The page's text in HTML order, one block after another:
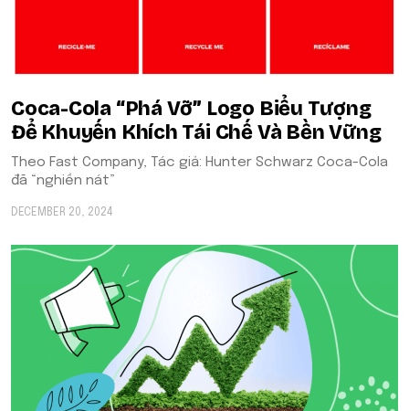
Coca-Cola “Phá Vỡ” Logo Biểu Tượng
Để Khuyến Khích Tái Chế Và Bền Vững
Theo Fast Company, Tác giả: Hunter Schwarz Coca-Cola
đã “nghiền nát”
DECEMBER 20, 2024